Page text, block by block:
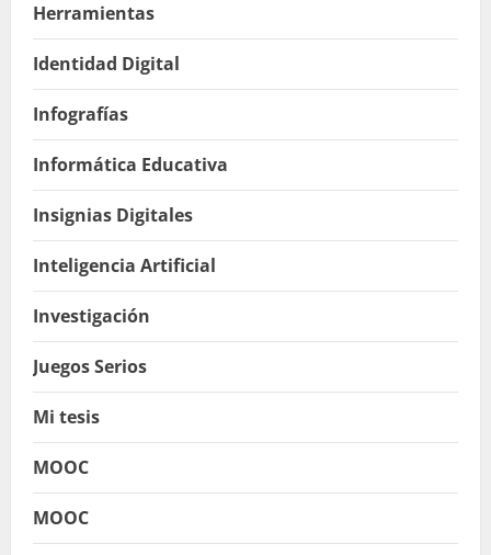
Herramientas
Identidad Digital
Infografías
Informática Educativa
Insignias Digitales
Inteligencia Artificial
Investigación
Juegos Serios
Mi tesis
MOOC
MOOC